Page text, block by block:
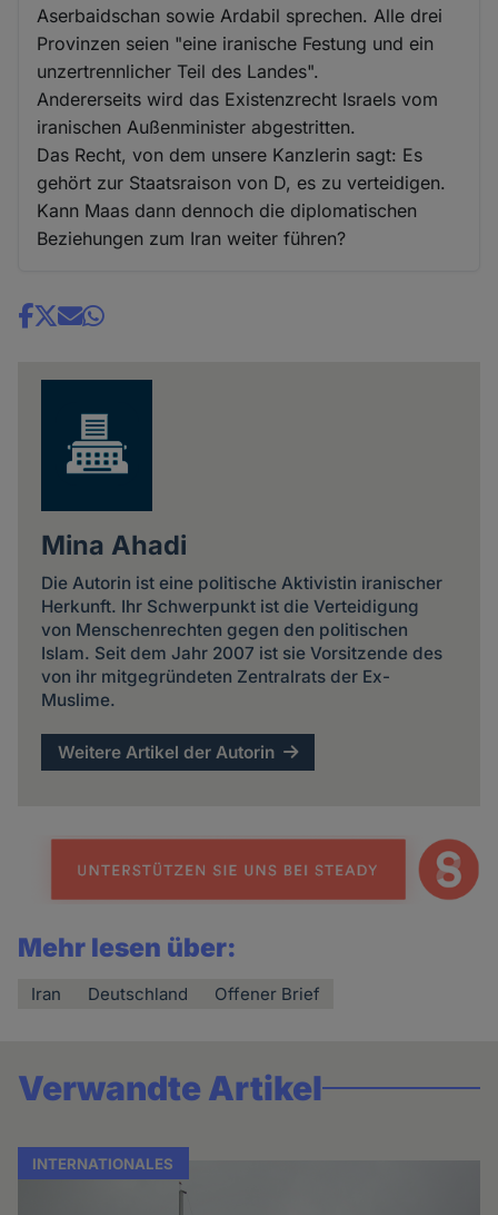
Aserbaidschan sowie Ardabil sprechen. Alle drei
Provinzen seien "eine iranische Festung und ein
unzertrennlicher Teil des Landes".
Andererseits wird das Existenzrecht Israels vom
iranischen Außenminister abgestritten.
Das Recht, von dem unsere Kanzlerin sagt: Es
gehört zur Staatsraison von D, es zu verteidigen.
Kann Maas dann dennoch die diplomatischen
Beziehungen zum Iran weiter führen?
Share
Mina Ahadi
Die Autorin ist eine politische Aktivistin iranischer
Herkunft. Ihr Schwerpunkt ist die Verteidigung
von Menschenrechten gegen den politischen
Islam. Seit dem Jahr 2007 ist sie Vorsitzende des
von ihr mitgegründeten Zentralrats der Ex-
Muslime.
Weitere Artikel der Autorin
Mehr lesen über:
Iran Deutschland Offener Brief
Verwandte Artikel
INTERNATIONALES